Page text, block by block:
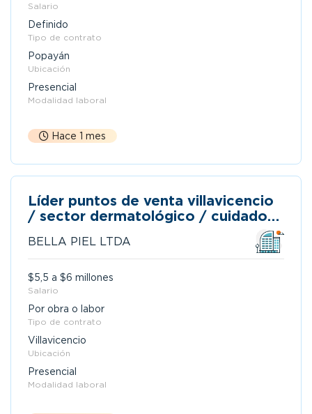
Salario
Definido
Tipo de contrato
Popayán
Ubicación
Presencial
Modalidad laboral
Hace 1 mes
Líder puntos de venta villavicencio
/ sector dermatológico / cuidado
BELLA PIEL LTDA
$5,5 a $6 millones
Salario
Por obra o labor
Tipo de contrato
Villavicencio
Ubicación
Presencial
Modalidad laboral